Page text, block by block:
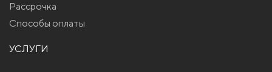
Рассрочка
Способы оплаты
УСЛУГИ